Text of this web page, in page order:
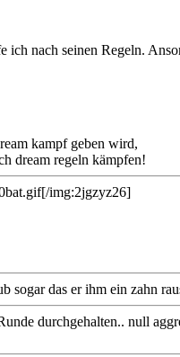
nach seinen Regeln.
kampf geben wird,
dream regeln kämpfen!
img:2jgzyz26]
sogar das er ihm ein zahn
durchgehalten.. null